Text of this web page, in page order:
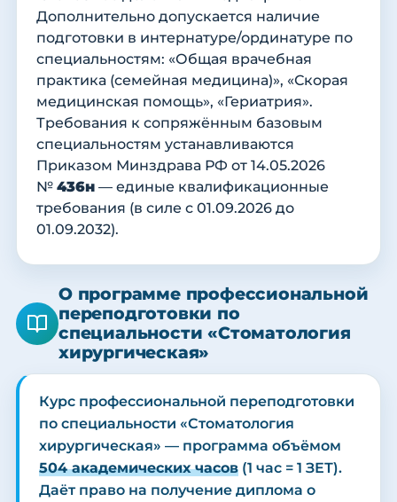
Дополнительно допускается наличие
подготовки в интернатуре/ординатуре по
специальностям: «Общая врачебная
практика (семейная медицина)», «Скорая
медицинская помощь», «Гериатрия».
Требования к сопряжённым базовым
специальностям устанавливаются
Приказом Минздрава РФ от 14.05.2026
№ 436н — единые квалификационные
требования (в силе с 01.09.2026 до
01.09.2032).
О программе профессиональной
переподготовки по
специальности «Стоматология
хирургическая»
Курс профессиональной переподготовки
по специальности «Стоматология
хирургическая» — программа объёмом
504 академических часов (1 час = 1 ЗЕТ).
Даёт право на получение диплома о